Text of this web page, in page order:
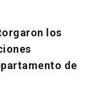
los
de